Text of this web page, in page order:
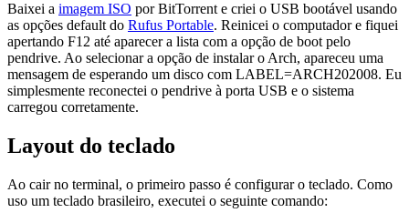
Baixei a imagem ISO por BitTorrent e criei o USB bootável usando
as opções default do Rufus Portable. Reinicei o computador e fiquei
apertando F12 até aparecer a lista com a opção de boot pelo
pendrive. Ao selecionar a opção de instalar o Arch, apareceu uma
mensagem de esperando um disco com LABEL=ARCH202008. Eu
simplesmente reconectei o pendrive à porta USB e o sistema
carregou corretamente.
Layout do teclado
Ao cair no terminal, o primeiro passo é configurar o teclado. Como
uso um teclado brasileiro, executei o seguinte comando: